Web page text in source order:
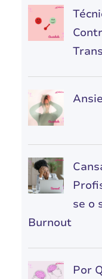
se o
Burnout
Por